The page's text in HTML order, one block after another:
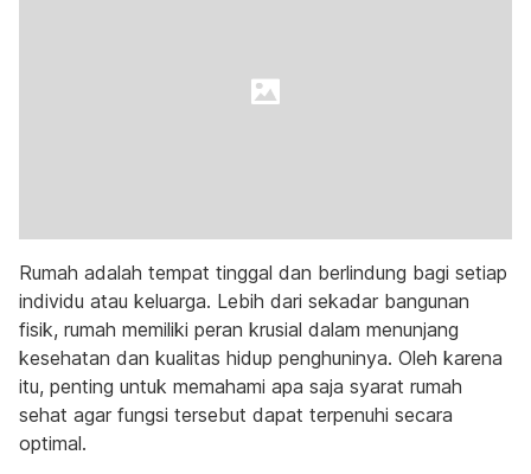
Rumah adalah tempat tinggal dan berlindung bagi setiap
individu atau keluarga. Lebih dari sekadar bangunan
fisik, rumah memiliki peran krusial dalam menunjang
kesehatan dan kualitas hidup penghuninya. Oleh karena
itu, penting untuk memahami apa saja syarat rumah
sehat agar fungsi tersebut dapat terpenuhi secara
optimal.